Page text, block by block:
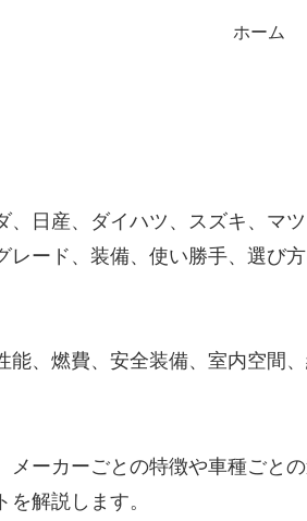
ホーム
、日産、ダイハツ、スズキ、マ
ード、装備、使い勝手、選び
、燃費、安全装備、室内空間、
ーカーごとの特徴や車種ごと
解説します。